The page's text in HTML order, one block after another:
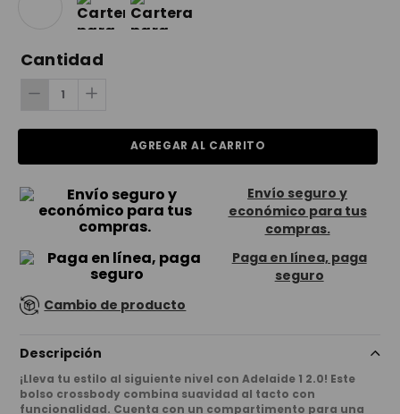
Cantidad
AGREGAR AL CARRITO
Envío seguro y
económico para tus
compras.
Paga en línea, paga
seguro
Cambio de producto
Descripción
¡Lleva tu estilo al siguiente nivel con Adelaide 1 2.0! Este
bolso crossbody combina suavidad al tacto con
funcionalidad. Cuenta con un compartimento para una